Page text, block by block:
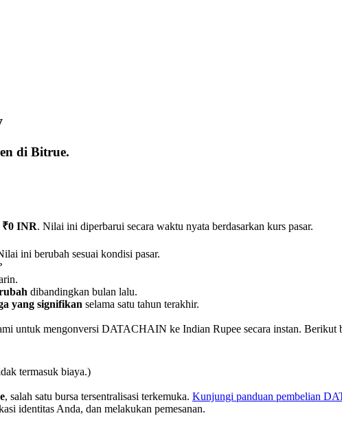
di Bitrue.
INR. Nilai ini diperbarui secara waktu nyata berdasarkan kurs pasar.
ini berubah sesuai kondisi pasar.
dibandingkan bulan lalu.
yang signifikan selama satu tahun terakhir.
untuk mengonversi DATACHAIN ke Indian Rupee secara instan. Berikut
termasuk biaya.)
, salah satu bursa tersentralisasi terkemuka. Kunjungi panduan pembelian
identitas Anda, dan melakukan pemesanan.